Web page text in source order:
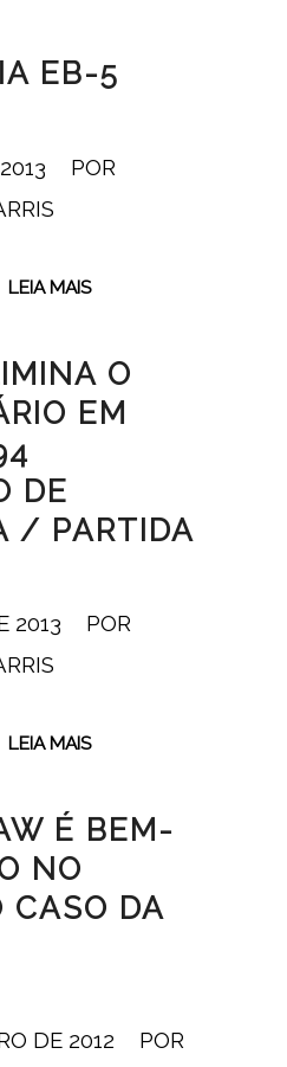
EB-5
POR
LEIA MAIS
O
EM
DE
/ PARTIDA
2013
POR
LEIA MAIS
É BEM-
NO
CASO DA
DE 2012
POR